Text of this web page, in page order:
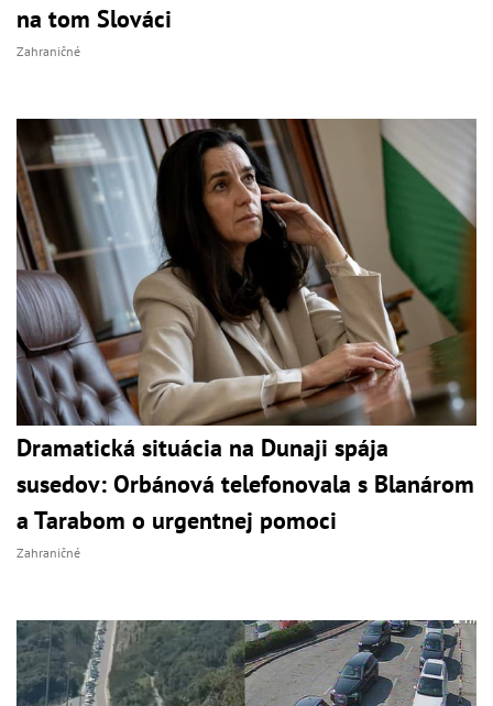
na tom Slováci
Zahraničné
Dramatická situácia na Dunaji spája
susedov: Orbánová telefonovala s Blanárom
a Tarabom o urgentnej pomoci
Zahraničné